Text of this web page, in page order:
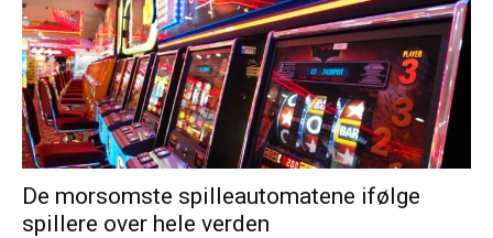
De morsomste spilleautomatene ifølge
spillere over hele verden